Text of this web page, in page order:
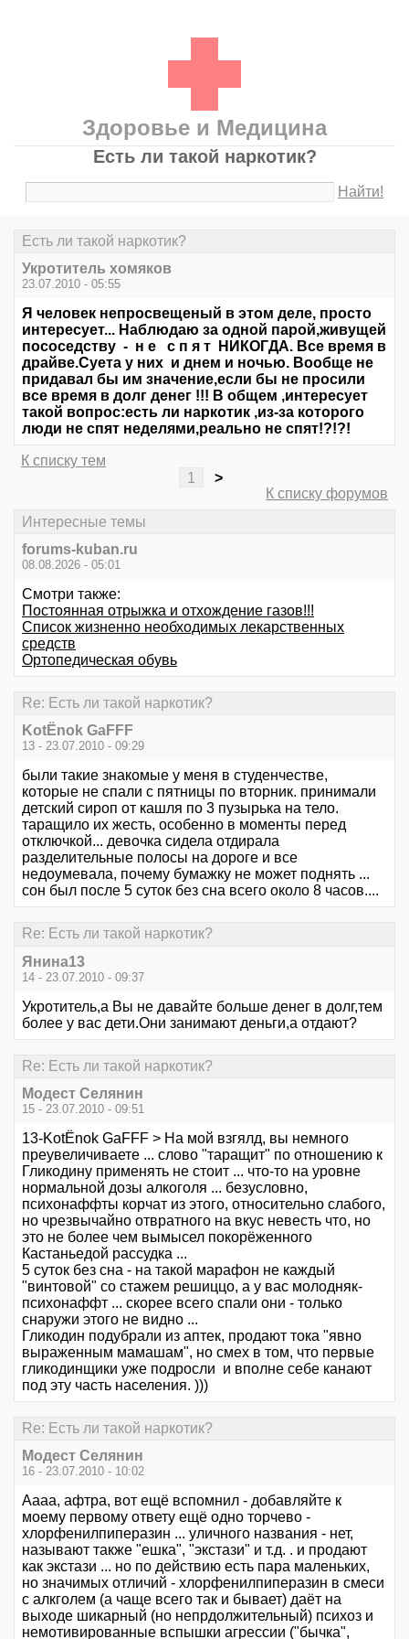
Здоровье и Медицина
Есть ли такой наркотик?
Найти!
Есть ли такой наркотик?
Укротитель хомяков
23.07.2010 - 05:55
Я человек непросвещеный в этом деле, просто
интересует... Наблюдаю за одной парой,живущей
пососедству - н е с п я т НИКОГДА. Все время в
драйве.Суета у них и днем и ночью. Вообще не
придавал бы им значение,если бы не просили
все время в долг денег !!! В общем ,интересует
такой вопрос:есть ли наркотик ,из-за которого
люди не спят неделями,реально не спят!?!?!
К списку тем
1
>
К списку форумов
Интересные темы
forums-kuban.ru
08.08.2026 - 05:01
Смотри также:
Постоянная отрыжка и отхождение газов!!!
Список жизненно необходимых лекарственных
средств
Ортопедическая обувь
Re: Есть ли такой наркотик?
KotЁnok GaFFF
13 - 23.07.2010 - 09:29
были такие знакомые у меня в студенчестве,
которые не спали с пятницы по вторник. принимали
детский сироп от кашля по 3 пузырька на тело.
таращило их жесть, особенно в моменты перед
отключкой... девочка сидела отдирала
разделительные полосы на дороге и все
недоумевала, почему бумажку не может поднять ...
сон был после 5 суток без сна всего около 8 часов....
Re: Есть ли такой наркотик?
Янина13
14 - 23.07.2010 - 09:37
Укротитель,а Вы не давайте больше денег в долг,тем
более у вас дети.Они занимают деньги,а отдают?
Re: Есть ли такой наркотик?
Модест Селянин
15 - 23.07.2010 - 09:51
13-KotЁnok GaFFF > На мой взгялд, вы немного
преувеличиваете ... слово "таращит" по отношению к
Гликодину применять не стоит ... что-то на уровне
нормальной дозы алкоголя ... безусловно,
психонаффты корчат из этого, относительно слабого,
но чрезвычайно отвратного на вкус невесть что, но
это не более чем вымысел покорёженного
Кастаньедой рассудка ...
5 суток без сна - на такой марафон не каждый
"винтовой" со стажем решиццо, а у вас молодняк-
психонаффт ... скорее всего спали они - только
снаружи этого не видно ...
Гликодин подубрали из аптек, продают тока "явно
выраженным мамашам", но смех в том, что первые
гликодинщики уже подросли и вполне себе канают
под эту часть населения. )))
Re: Есть ли такой наркотик?
Модест Селянин
16 - 23.07.2010 - 10:02
Аааа, афтра, вот ещё вспомнил - добавляйте к
моему первому ответу ещё одно торчево -
хлорфенилпиперазин ... уличного названия - нет,
называют также "ешка", "экстази" и т.д. . и продают
как экстази ... но по действию есть пара маленьких,
но значимых отличий - хлорфенилпиперазин в смеси
с алкголем (а чаще всего так и бывает) даёт на
выходе шикарный (но непрдолжительный) психоз и
немотивированные вспышки агрессии ("бычка",